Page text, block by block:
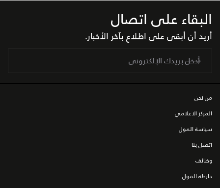
البقاء على اتصال
أريد أن أبقى على اطلاع بآخر الأخبار.
من نحن
المركز الاعلامي
سياسة المول
اتصل بنا
وظائف
خارطة المول